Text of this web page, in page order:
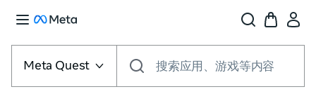
平
Meta Quest 搜索应用、游戏等内容